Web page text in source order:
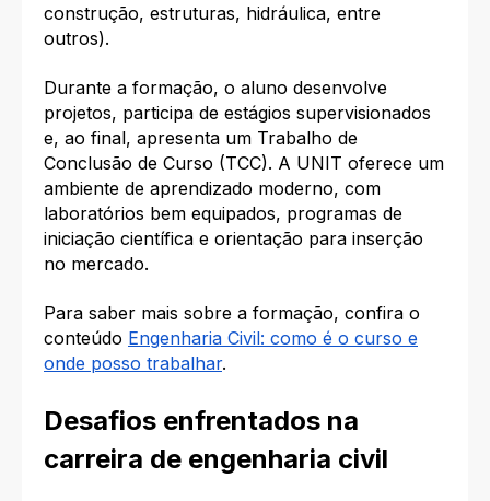
construção, estruturas, hidráulica, entre
outros).
Durante a formação, o aluno desenvolve
projetos, participa de estágios supervisionados
e, ao final, apresenta um Trabalho de
Conclusão de Curso (TCC). A UNIT oferece um
ambiente de aprendizado moderno, com
laboratórios bem equipados, programas de
iniciação científica e orientação para inserção
no mercado.
Para saber mais sobre a formação, confira o
conteúdo Engenharia Civil: como é o curso e
onde posso trabalhar.
Desafios enfrentados na
carreira de engenharia civil